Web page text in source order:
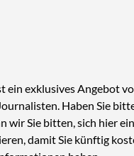
ein exklusives Angebot
Haben Sie
wir Sie bitten, sich hier
damit Sie künftig